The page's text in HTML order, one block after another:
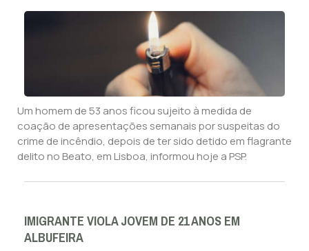
Um homem de 53 anos ficou sujeito à medida de
coação de apresentações semanais por suspeitas do
crime de incêndio, depois de ter sido detido em flagrante
delito no Beato, em Lisboa, informou hoje a PSP.
IMIGRANTE VIOLA JOVEM DE 21 ANOS EM
ALBUFEIRA